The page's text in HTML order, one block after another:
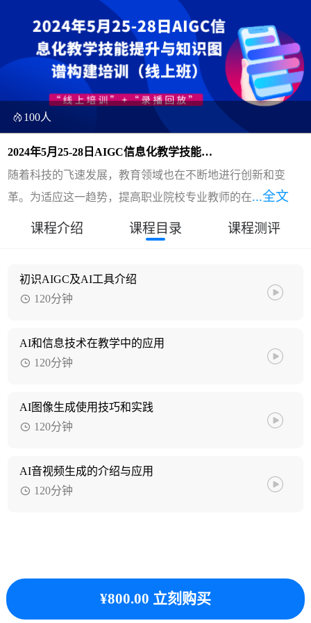
100人
2024年5月25-28日AIGC信息化教学技能提
升与知识图谱构建培训（线上班）
随着科技的飞速发展，教育领域也在不断地进行创新和变
革。为适应这一趋势，提高职业院校专业教师的在...全文
课程介绍 课程目录 课程测评
初识AIGC及AI工具介绍
120分钟
AI和信息技术在教学中的应用
120分钟
AI图像生成使用技巧和实践
120分钟
AI音视频生成的介绍与应用
120分钟
¥800.00 立刻购买